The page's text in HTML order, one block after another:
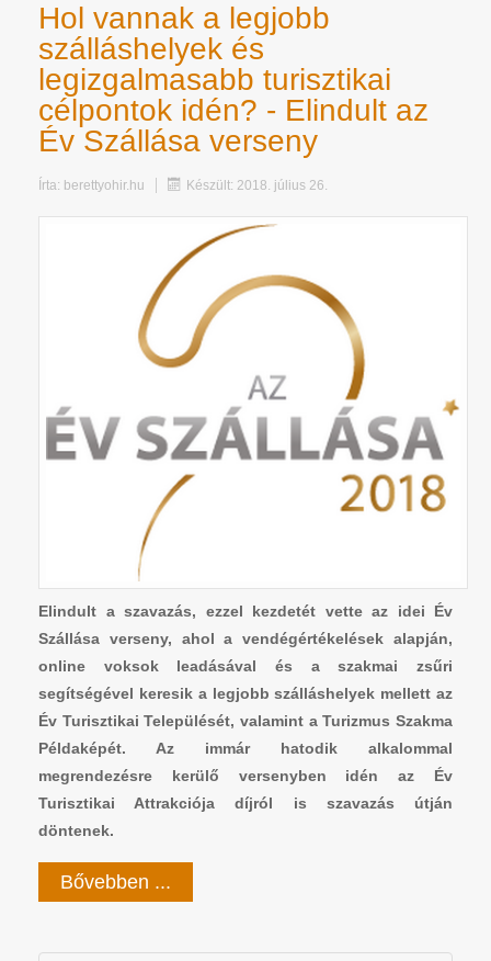
Hol vannak a legjobb
szálláshelyek és
legizgalmasabb turisztikai
célpontok idén? - Elindult az
Év Szállása verseny
Írta: berettyohir.hu Készült: 2018. július 26.
Elindult a szavazás, ezzel kezdetét vette az idei Év
Szállása verseny, ahol a vendégértékelések alapján,
online voksok leadásával és a szakmai zsűri
segítségével keresik a legjobb szálláshelyek mellett az
Év Turisztikai Települését, valamint a Turizmus Szakma
Példaképét. Az immár hatodik alkalommal
megrendezésre kerülő versenyben idén az Év
Turisztikai Attrakciója díjról is szavazás útján
döntenek.
Bővebben ...